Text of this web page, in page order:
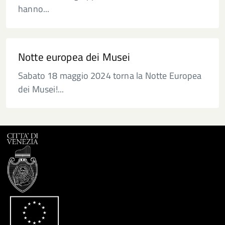
hanno...
Notte europea dei Musei
Sabato 18 maggio 2024 torna la Notte Europea
dei Musei!...